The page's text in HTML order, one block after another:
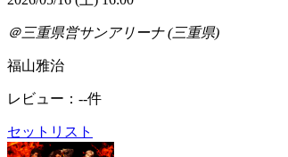
＠三重県営サンアリーナ (三重県)
福山雅治
レビュー：--件
セットリスト